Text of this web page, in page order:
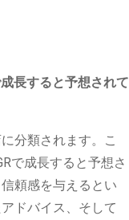
長すると予想されて
分類されます。こ
で成長すると予想さ
頼感を与えるとい
ドバイス、そして